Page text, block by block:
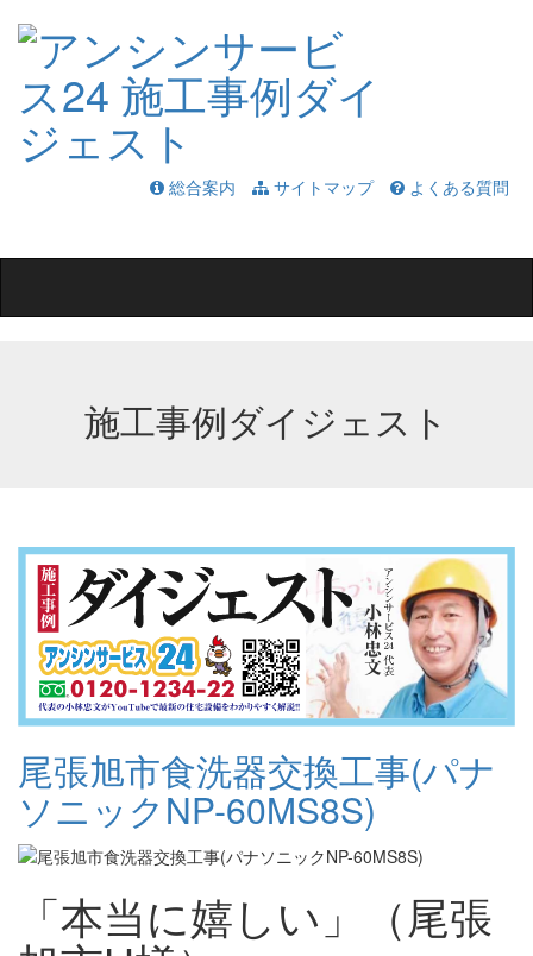
総合案内 サイトマップ
よくある質問
施工事例ダイジェスト
尾張旭市食洗器交換工事(パナ
ソニックNP-60MS8S)
「本当に嬉しい」（尾張